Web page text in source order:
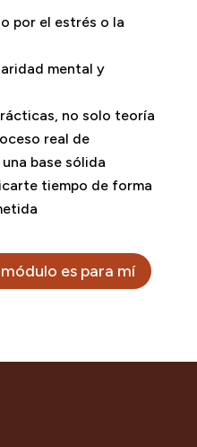
por el estrés o la
mental y
no solo teoría
real de
base sólida
tiempo de forma
es para mí